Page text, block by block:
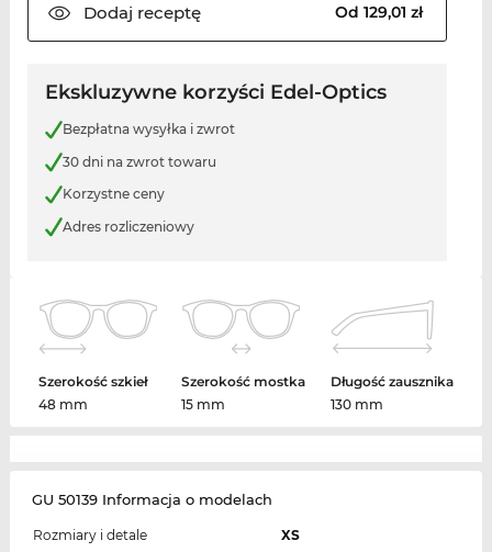
Dodaj receptę Od 129,01 zł
Ekskluzywne korzyści Edel-Optics
Bezpłatna wysyłka i zwrot
30 dni na zwrot towaru
Korzystne ceny
Adres rozliczeniowy
Szerokość szkieł
48 mm
Szerokość mostka
15 mm
Długość zausznika
130 mm
GU 50139 Informacja o modelach
Rozmiary i detale
XS